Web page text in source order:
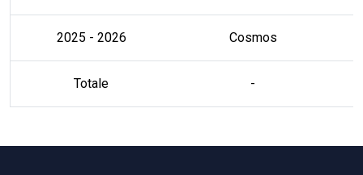
2025 - 2026 Cosmos
Totale -